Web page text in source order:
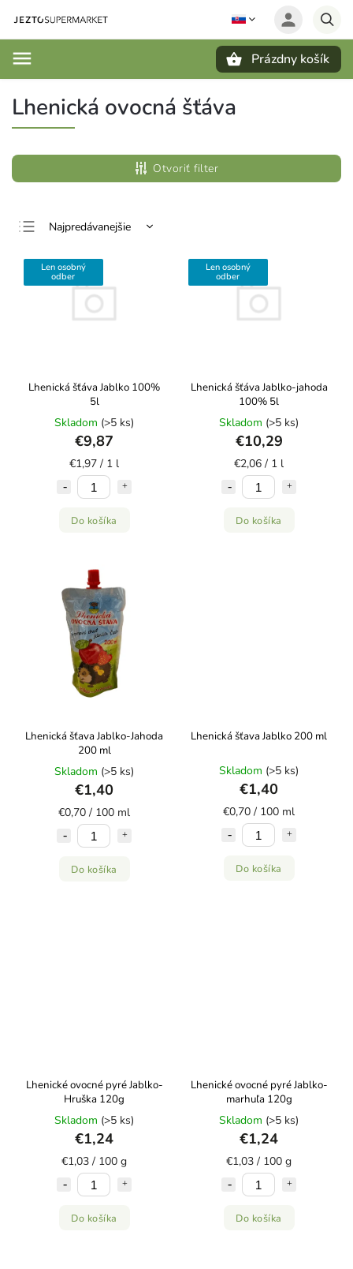
Prázdny košík
Lhenická ovocná šťáva
Otvoriť filter
Najpredávanejšie
Najdrahšie
Abecedne
Len osobný
odber
Lhenická šťáva Jablko 100%
5l
Skladom (>5 ks)
€9,87
€1,97 / 1 l
Do košíka
Len osobný
odber
Lhenická šťáva Jablko-jahoda
100% 5l
Skladom (>5 ks)
€10,29
€2,06 / 1 l
Do košíka
Lhenická šťava Jablko-Jahoda
200 ml
Skladom (>5 ks)
€1,40
€0,70 / 100 ml
Do košíka
Lhenická šťava Jablko 200 ml
Skladom (>5 ks)
€1,40
€0,70 / 100 ml
Do košíka
Lhenické ovocné pyré Jablko-
Hruška 120g
Skladom (>5 ks)
€1,24
€1,03 / 100 g
Do košíka
Lhenické ovocné pyré Jablko-
marhuľa 120g
Skladom (>5 ks)
€1,24
€1,03 / 100 g
Do košíka